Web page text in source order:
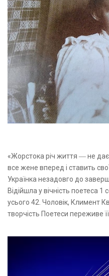
«Жорстока річ життя ― не
все жене вперед і ставить
Українка незадовго до
Відійшла у вічність поетеса 1
усього 42. Чоловік, Климент
творчість Поетеси переживе